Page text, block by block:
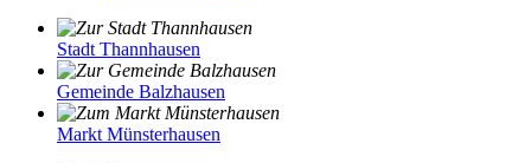
Stadt Thannhausen
Gemeinde Balzhausen
Markt Münsterhausen